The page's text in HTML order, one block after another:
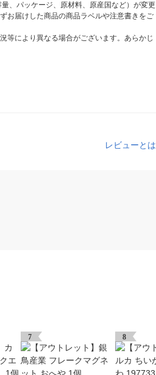
、パッケージ、原材料、原産国など）が変更
お届けした商品の商品ラベルや注意書きをご
等により異なる場合がございます。あらかじ
レビューとは
7 8